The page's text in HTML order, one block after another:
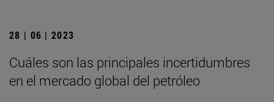
28 | 06 | 2023
Cuáles son las principales incertidumbres
en el mercado global del petróleo